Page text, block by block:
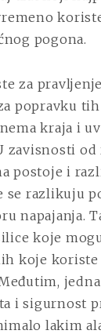
pogona.
za
popravku
kraja i
zavisnosti
postoje i
se razlikuju
napajanja.
koje
koje koriste
i sigurnost
lakim